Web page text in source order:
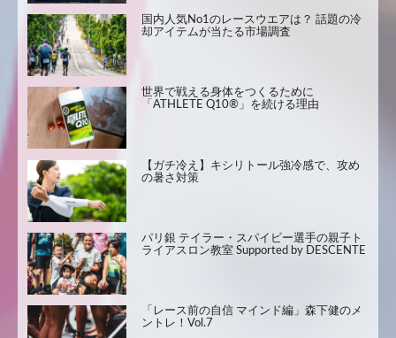
国内人気No1のレースウエアは？ 話題の冷
却アイテムが当たる市場調査
世界で戦える身体をつくるために
「ATHLETE Q10®」を続ける理由
【ガチ冷え】キシリトール強冷感で、攻め
の暑さ対策
パリ銀 テイラー・スパイビー選手の親子ト
ライアスロン教室 Supported by DESCENTE
「レース前の自信 マインド編」森下健のメ
ントレ！Vol.7